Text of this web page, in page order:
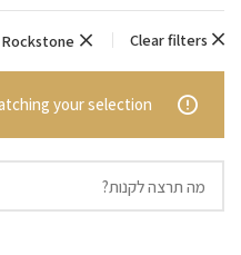
Clear filters
Rockstone
your selection.